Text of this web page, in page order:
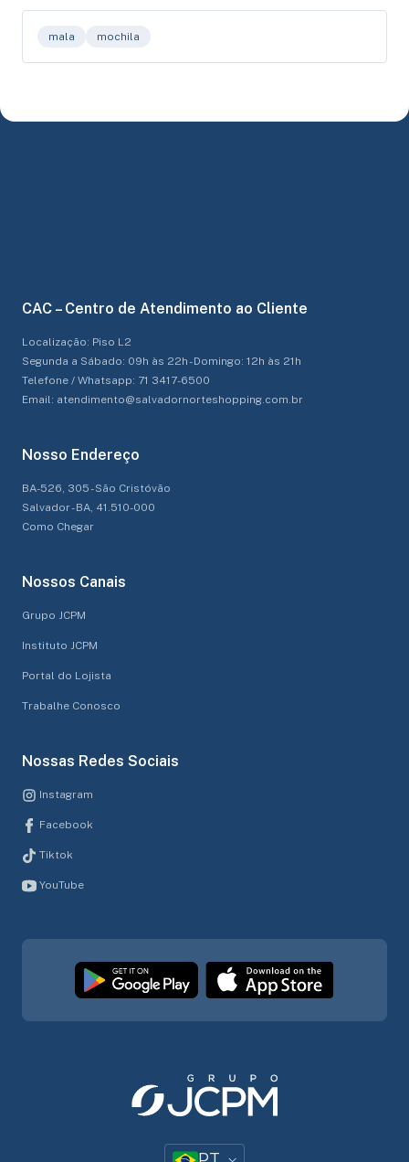
mala mochila
CAC – Centro de Atendimento ao Cliente
Localização: Piso L2
Segunda a Sábado: 09h às 22h - Domingo: 12h às 21h
Telefone / Whatsapp: 71 3417-6500
Email: atendimento@salvadornorteshopping.com.br
Nosso Endereço
BA-526, 305 - São Cristóvão
Salvador - BA, 41.510-000
Como Chegar
Nossos Canais
Grupo JCPM
Instituto JCPM
Portal do Lojista
Trabalhe Conosco
Nossas Redes Sociais
Instagram
Facebook
Tiktok
YouTube